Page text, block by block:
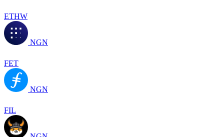
ETHW
NGN
FET
NGN
FIL